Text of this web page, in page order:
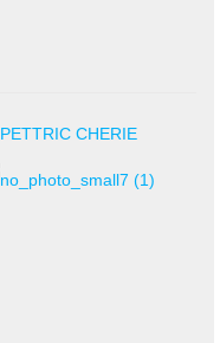
PETTRIC CHERIE